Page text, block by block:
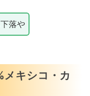
落や
メキシコ・カ